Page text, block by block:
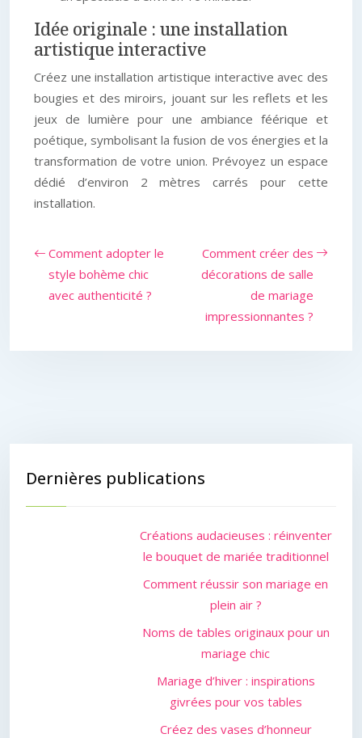
Idée originale : une installation
artistique interactive
Créez une installation artistique interactive avec des
bougies et des miroirs, jouant sur les reflets et les
jeux de lumière pour une ambiance féérique et
poétique, symbolisant la fusion de vos énergies et la
transformation de votre union. Prévoyez un espace
dédié d’environ 2 mètres carrés pour cette
installation.
Comment adopter le
style bohème chic
avec authenticité ?
Comment créer des
décorations de salle
de mariage
impressionnantes ?
Dernières publications
Créations audacieuses : réinventer
le bouquet de mariée traditionnel
Comment réussir son mariage en
plein air ?
Noms de tables originaux pour un
mariage chic
Mariage d’hiver : inspirations
givrées pour vos tables
Créez des vases d’honneur